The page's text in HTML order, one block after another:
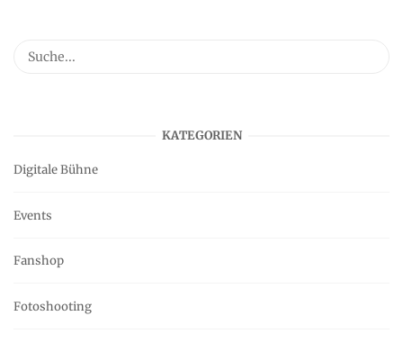
KATEGORIEN
Digitale Bühne
Events
Fanshop
Fotoshooting